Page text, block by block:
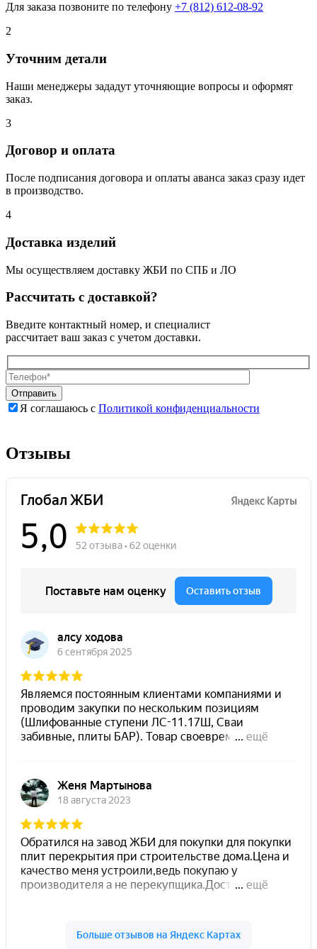
Для заказа позвоните по телефону +7 (812) 612-08-92
2
Уточним детали
Наши менеджеры зададут уточняющие вопросы и оформят
заказ.
3
Договор и оплата
После подписания договора и оплаты аванса заказ сразу идет
в производство.
4
Доставка изделий
Мы осуществляем доставку ЖБИ по СПБ и ЛО
Рассчитать с доставкой?
Введите контактный номер, и специалист
рассчитает ваш заказ с учетом доставки.
Я соглашаюсь с Политикой конфиденциальности
поле
пустым.
поле
пустым.
Отзывы